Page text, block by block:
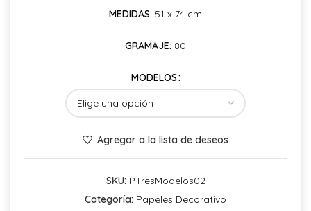
MEDIDAS: 51 x 74 cm
GRAMAJE: 80
MODELOS
Agregar a la lista de deseos
SKU: PTresModelos02
Categoría: Papeles Decorativo